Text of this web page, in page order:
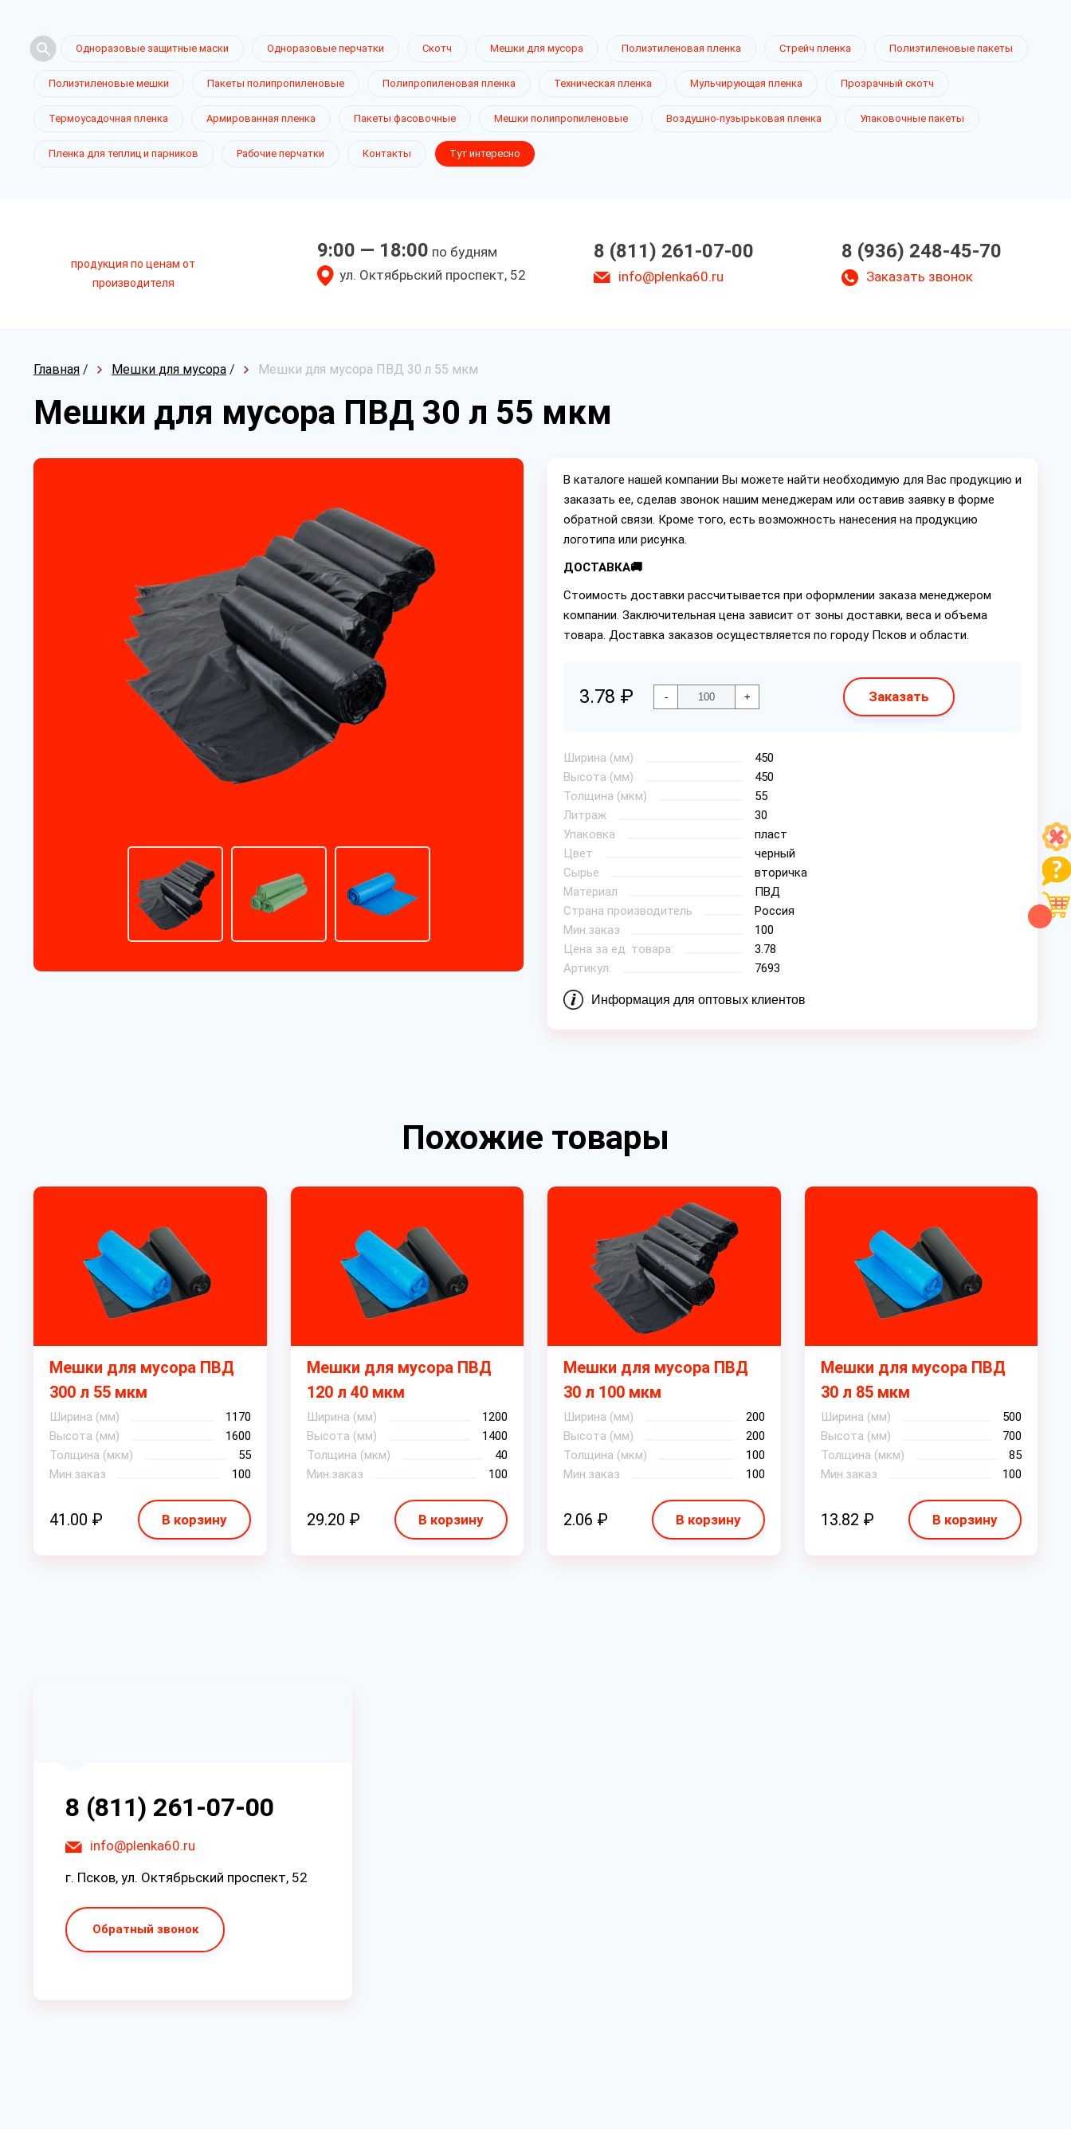
Одноразовые защитные маски Одноразовые перчатки Скотч Мешки для мусора Полиэтиленовая пленка Стрейч пленка Полиэтиленовые пакеты
Полиэтиленовые мешки Пакеты полипропиленовые Полипропиленовая пленка Техническая пленка Мульчирующая пленка Прозрачный скотч
Термоусадочная пленка Армированная пленка Пакеты фасовочные Мешки полипропиленовые Воздушно-пузырьковая пленка Упаковочные пакеты
Пленка для теплиц и парников Рабочие перчатки Контакты Тут интересно
продукция по ценам от
производителя
9:00 — 18:00 по будням
ул. Октябрьский проспект, 52
8 (811) 261-07-00
info@plenka60.ru
8 (936) 248-45-70
Заказать звонок
Главная / Мешки для мусора / Мешки для мусора ПВД 30 л 55 мкм
Мешки для мусора ПВД 30 л 55 мкм
В каталоге нашей компании Вы можете найти необходимую для Вас продукцию и
заказать ее, сделав звонок нашим менеджерам или оставив заявку в форме
обратной связи. Кроме того, есть возможность нанесения на продукцию
логотипа или рисунка.
ДОСТАВКА🚚
Стоимость доставки рассчитывается при оформлении заказа менеджером
компании. Заключительная цена зависит от зоны доставки, веса и объема
товара. Доставка заказов осуществляется по городу Псков и области.
3.78 ₽ - + Заказать
Ширина (мм)
450
Высота (мм)
450
Толщина (мкм)
55
Литраж
30
Упаковка
пласт
Цвет
черный
Сырье
вторичка
Материал
ПВД
Страна производитель
Россия
Мин.заказ
100
Цена за ед. товара:
3.78
Артикул:
7693
Информация для оптовых клиентов
Похожие товары
Мешки для мусора ПВД
300 л 55 мкм
Ширина (мм)
1170
Высота (мм)
1600
Толщина (мкм)
55
Мин.заказ
100
41.00 ₽ В корзину
Мешки для мусора ПВД
120 л 40 мкм
Ширина (мм)
1200
Высота (мм)
1400
Толщина (мкм)
40
Мин.заказ
100
29.20 ₽ В корзину
Мешки для мусора ПВД
30 л 100 мкм
Ширина (мм)
200
Высота (мм)
200
Толщина (мкм)
100
Мин.заказ
100
2.06 ₽ В корзину
Мешки для мусора ПВД
30 л 85 мкм
Ширина (мм)
500
Высота (мм)
700
Толщина (мкм)
85
Мин.заказ
100
13.82 ₽ В корзину
8 (811) 261-07-00
info@plenka60.ru
г. Псков, ул. Октябрьский проспект, 52
Обратный звонок